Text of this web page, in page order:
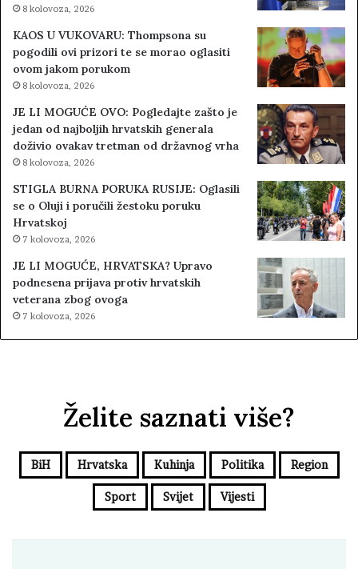
8 kolovoza, 2026
KAOS U VUKOVARU: Thompsona su
pogodili ovi prizori te se morao oglasiti
ovom jakom porukom
8 kolovoza, 2026
JE LI MOGUĆE OVO: Pogledajte zašto je
jedan od najboljih hrvatskih generala
doživio ovakav tretman od državnog vrha
8 kolovoza, 2026
STIGLA BURNA PORUKA RUSIJE: Oglasili
se o Oluji i poručili žestoku poruku
Hrvatskoj
7 kolovoza, 2026
JE LI MOGUĆE, HRVATSKA? Upravo
podnesena prijava protiv hrvatskih
veterana zbog ovoga
7 kolovoza, 2026
Želite saznati više?
BiH Hrvatska Kuhinja Politika Region
Sport Svijet Vijesti